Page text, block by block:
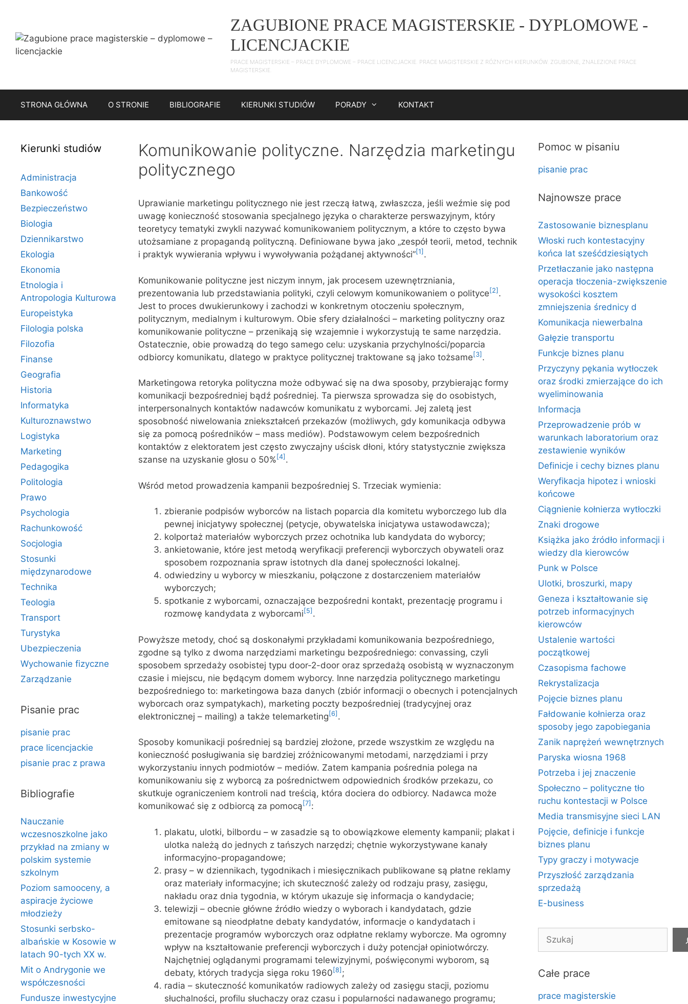
treści
ZAGUBIONE PRACE MAGISTERSKIE - DYPLOMOWE -
LICENCJACKIE
PRACE MAGISTERSKIE – PRACE DYPLOMOWE – PRACE LICENCJACKIE. PRACE MAGISTERSKIE Z RÓŻNYCH KIERUNKÓW. ZGUBIONE, ZNALEZIONE PRACE
MAGISTERSKIE.
STRONA GŁÓWNA O STRONIE BIBLIOGRAFIE KIERUNKI STUDIÓW PORADY KONTAKT
Komunikowanie polityczne. Narzędzia marketingu
politycznego
Uprawianie marketingu politycznego nie jest rzeczą łatwą, zwłaszcza, jeśli weźmie się pod
uwagę konieczność stosowania specjalnego języka o charakterze perswazyjnym, który
teoretycy tematyki zwykli nazywać komunikowaniem politycznym, a które to często bywa
utożsamiane z propagandą polityczną. Definiowane bywa jako „zespół teorii, metod, technik
i praktyk wywierania wpływu i wywoływania pożądanej aktywności”[1] .
Komunikowanie polityczne jest niczym innym, jak procesem uzewnętrzniania,
prezentowania lub przedstawiania polityki, czyli celowym komunikowaniem o polityce[2] .
Jest to proces dwukierunkowy i zachodzi w konkretnym otoczeniu społecznym,
politycznym, medialnym i kulturowym. Obie sfery działalności – marketing polityczny oraz
komunikowanie polityczne – przenikają się wzajemnie i wykorzystują te same narzędzia.
Ostatecznie, obie prowadzą do tego samego celu: uzyskania przychylności/poparcia
odbiorcy komunikatu, dlatego w praktyce politycznej traktowane są jako tożsame[3] .
Marketingowa retoryka polityczna może odbywać się na dwa sposoby, przybierając formy
komunikacji bezpośredniej bądź pośredniej. Ta pierwsza sprowadza się do osobistych,
interpersonalnych kontaktów nadawców komunikatu z wyborcami. Jej zaletą jest
sposobność niwelowania zniekształceń przekazów (możliwych, gdy komunikacja odbywa
się za pomocą pośredników – mass mediów). Podstawowym celem bezpośrednich
kontaktów z elektoratem jest często zwyczajny uścisk dłoni, który statystycznie zwiększa
szanse na uzyskanie głosu o 50% [4] .
Wśród metod prowadzenia kampanii bezpośredniej S. Trzeciak wymienia:
zbieranie podpisów wyborców na listach poparcia dla komitetu wyborczego lub dla
pewnej inicjatywy społecznej (petycje, obywatelska inicjatywa ustawodawcza);
kolportaż materiałów wyborczych przez ochotnika lub kandydata do wyborcy;
ankietowanie, które jest metodą weryfikacji preferencji wyborczych obywateli oraz
sposobem rozpoznania spraw istotnych dla danej społeczności lokalnej.
odwiedziny u wyborcy w mieszkaniu, połączone z dostarczeniem materiałów
wyborczych;
spotkanie z wyborcami, oznaczające bezpośredni kontakt, prezentację programu i
rozmowę kandydata z wyborcami [5] .
Powyższe metody, choć są doskonałymi przykładami komunikowania bezpośredniego,
zgodne są tylko z dwoma narzędziami marketingu bezpośredniego: convassing, czyli
sposobem sprzedaży osobistej typu door-2-door oraz sprzedażą osobistą w wyznaczonym
czasie i miejscu, nie będącym domem wyborcy. Inne narzędzia politycznego marketingu
bezpośredniego to: marketingowa baza danych (zbiór informacji o obecnych i potencjalnych
wyborcach oraz sympatykach), marketing poczty bezpośredniej (tradycyjnej oraz
elektronicznej – mailing) a także telemarketing[6] .
Sposoby komunikacji pośredniej są bardziej złożone, przede wszystkim ze względu na
konieczność posługiwania się bardziej zróżnicowanymi metodami, narzędziami i przy
wykorzystaniu innych podmiotów – mediów. Zatem kampania pośrednia polega na
komunikowaniu się z wyborcą za pośrednictwem odpowiednich środków przekazu, co
skutkuje ograniczeniem kontroli nad treścią, która dociera do odbiorcy. Nadawca może
komunikować się z odbiorcą za pomocą [7] :
plakatu, ulotki, bilbordu – w zasadzie są to obowiązkowe elementy kampanii; plakat i
ulotka należą do jednych z tańszych narzędzi; chętnie wykorzystywane kanały
informacyjno-propagandowe;
prasy – w dziennikach, tygodnikach i miesięcznikach publikowane są płatne reklamy
oraz materiały informacyjne; ich skuteczność zależy od rodzaju prasy, zasięgu,
nakładu oraz dnia tygodnia, w którym ukazuje się informacja o kandydacie;
telewizji – obecnie główne źródło wiedzy o wyborach i kandydatach, gdzie
emitowane są nieodpłatne debaty kandydatów, informacje o kandydatach i
prezentacje programów wyborczych oraz odpłatne reklamy wyborcze. Ma ogromny
wpływ na kształtowanie preferencji wyborczych i duży potencjał opiniotwórczy.
Najchętniej oglądanymi programami telewizyjnymi, poświęconymi wyborom, są
debaty, których tradycja sięga roku 1960[8] ;
radia – skuteczność komunikatów radiowych zależy od zasięgu stacji, poziomu
słuchalności, profilu słuchaczy oraz czasu i popularności nadawanego programu;
Kierunki studiów
Administracja
Bankowość
Bezpieczeństwo
Biologia
Dziennikarstwo
Ekologia
Ekonomia
Etnologia i
Antropologia Kulturowa
Europeistyka
Filologia polska
Filozofia
Finanse
Geografia
Historia
Informatyka
Kulturoznawstwo
Logistyka
Marketing
Pedagogika
Politologia
Prawo
Psychologia
Rachunkowość
Socjologia
Stosunki
międzynarodowe
Technika
Teologia
Transport
Turystyka
Ubezpieczenia
Wychowanie fizyczne
Zarządzanie
Pisanie prac
pisanie prac
prace licencjackie
pisanie prac z prawa
Bibliografie
Nauczanie
wczesnoszkolne jako
przykład na zmiany w
polskim systemie
szkolnym
Poziom samooceny, a
aspiracje życiowe
młodzieży
Stosunki serbsko-
albańskie w Kosowie w
latach 90-tych XX w.
Mit o Andrygonie we
współczesności
Fundusze inwestycyjne
Pomoc w pisaniu
pisanie prac
Najnowsze prace
Zastosowanie biznesplanu
Włoski ruch kontestacyjny
końca lat sześćdziesiątych
Przetłaczanie jako następna
operacja tłoczenia-zwiększenie
wysokości kosztem
zmniejszenia średnicy d
Komunikacja niewerbalna
Gałęzie transportu
Funkcje biznes planu
Przyczyny pękania wytłoczek
oraz środki zmierzające do ich
wyeliminowania
Informacja
Przeprowadzenie prób w
warunkach laboratorium oraz
zestawienie wyników
Definicje i cechy biznes planu
Weryfikacja hipotez i wnioski
końcowe
Ciągnienie kołnierza wytłoczki
Znaki drogowe
Książka jako źródło informacji i
wiedzy dla kierowców
Punk w Polsce
Ulotki, broszurki, mapy
Geneza i kształtowanie się
potrzeb informacyjnych
kierowców
Ustalenie wartości
początkowej
Czasopisma fachowe
Rekrystalizacja
Pojęcie biznes planu
Fałdowanie kołnierza oraz
sposoby jego zapobiegania
Zanik naprężeń wewnętrznych
Paryska wiosna 1968
Potrzeba i jej znaczenie
Społeczno – polityczne tło
ruchu kontestacji w Polsce
Media transmisyjne sieci LAN
Pojęcie, definicje i funkcje
biznes planu
Typy graczy i motywacje
Przyszłość zarządzania
sprzedażą
E-business
Szukaj
Całe prace
prace magisterskie